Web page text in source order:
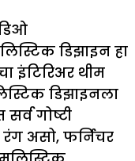
डिझाइन हा
इंटिरिअर थीम
डिझाइनला
गोष्टी
असो, फर्निचर